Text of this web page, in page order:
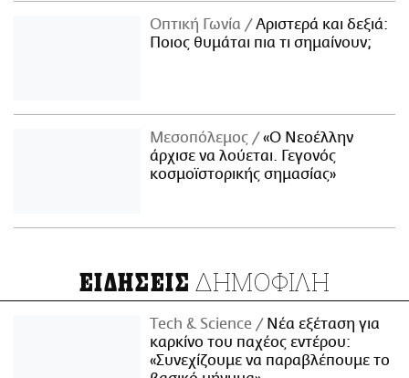
Οπτική Γωνία
Αριστερά και δεξιά:
Ποιος θυμάται πια τι σημαίνουν;
Μεσοπόλεμος
«Ο Νεοέλλην
άρχισε να λούεται. Γεγονός
κοσμοϊστορικής σημασίας»
ΕΙΔΗΣΕΙΣ ΔΗΜΟΦΙΛΗ
Τech & Science
Νέα εξέταση για
καρκίνο του παχέος εντέρου:
«Συνεχίζουμε να παραβλέπουμε το